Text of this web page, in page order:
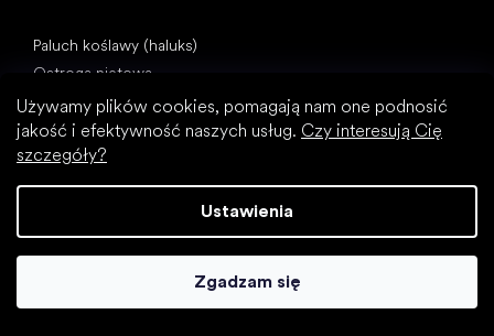
Używamy plików cookies, pomagają nam one podnosić
jakość i efektywność naszych usług. Czy interesują Cię
szczegóły?
Ustawienia
Zgadzam się
Paluch koślawy (haluks)
Ostroga piętowa
Płaskostopie
Płaskie podeszwy kontra buty na obcasie
Chodzenie boso a chodzenie w butach
Buty wodoodporne
Zrozumieć buty barefoot